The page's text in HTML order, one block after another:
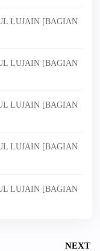
LUJAIN [BAGIAN
LUJAIN [BAGIAN
LUJAIN [BAGIAN
LUJAIN [BAGIAN
LUJAIN [BAGIAN
NEXT